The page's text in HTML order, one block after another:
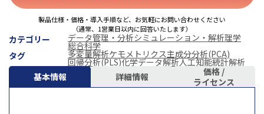
製品仕様・価格・導入手順など、お気軽にお問い合わせください
（通常、1営業日以内に回答いたします）
カテゴリー データ管理・分析シミュレーション・解析理学
総合科学
タグ
多変量解析ケモメトリクス主成分分析(PCA)
回帰分析(PLS)化学データ解析人工知能統計解析
基本情報
詳細情報
価格 /
ライセンス